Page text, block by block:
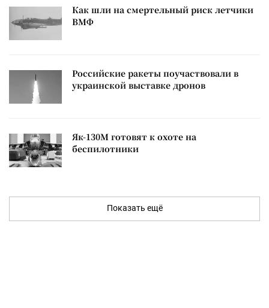
Как шли на смертельный риск летчики
ВМФ
Российские ракеты поучаствовали в
украинской выставке дронов
Як-130М готовят к охоте на
беспилотники
Показать ещё